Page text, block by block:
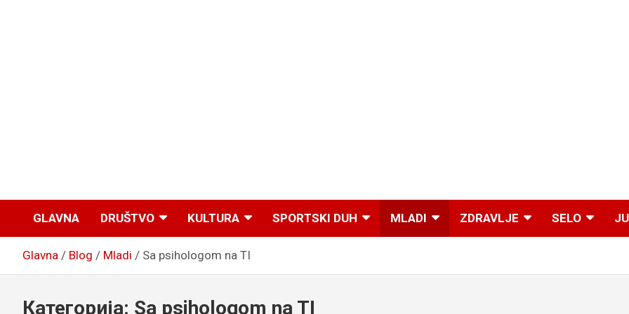
GLAVNA DRUŠTVO KULTURA SPORTSKI DUH MLADI ZDRAVLJE SELO
Glavna Blog Mladi Sa psihologom na TI
Категорија: Sa psihologom na TI